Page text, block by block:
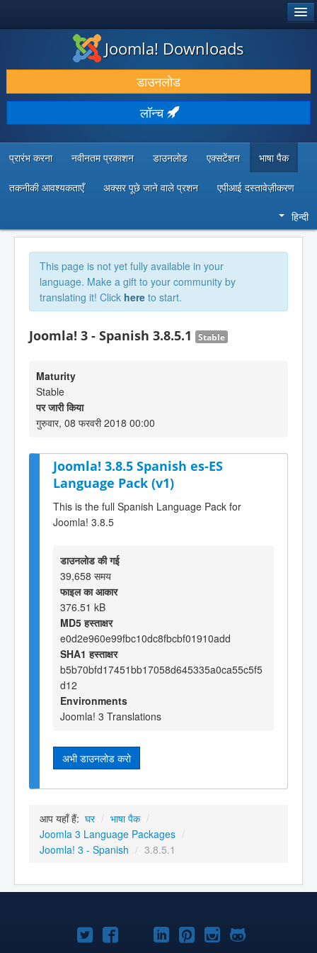
डाउनलोड करें और बढ़ाएं
खोजें और जानें
सामुदायिक समर्थन
डेवलपर संसाधन
Joomla! Downloads
डाउनलोड
लॉन्च
प्रारंभ करना नवीनतम प्रकाशन डाउनलोड एक्सटेंशन भाषा पैक
तकनीकी आवश्यकताएँ अक्सर पूछे जाने वाले प्रशन एपीआई दस्तावेज़ीकरण
हिन्दी
This page is not yet fully available in your
language. Make a gift to your community by
translating it! Click here to start.
Joomla! 3 - Spanish 3.8.5.1 Stable
Maturity
Stable
पर जारी किया
गुरुवार, 08 फरवरी 2018 00:00
Joomla! 3.8.5 Spanish es-ES
Language Pack (v1)
This is the full Spanish Language Pack for
Joomla! 3.8.5
डाउनलोड की गई
39,658 समय
फाइल का आकार
376.51 kB
MD5 हस्ताक्षर
e0d2e960e99fbc10dc8fbcbf01910add
SHA1 हस्ताक्षर
b5b70bfd17451bb17058d645335a0ca55c5f5
d12
Environments
Joomla! 3 Translations
अभी डाउनलोड करो
आप यहाँ हैं: घर / भाषा पैक /
Joomla 3 Language Packages /
Joomla! 3 - Spanish / 3.8.5.1
Joomla!Joomla!Joomla!
Joomla!Joomla!
Joomla!Joomla!